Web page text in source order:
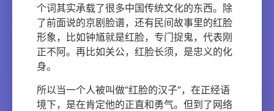
个词其实承载了很多中国传统文化的东西。除
了前面说的京剧脸谱，还有民间故事里的红脸
形象，比如钟馗就是红脸，专门捉鬼，代表刚
正不阿。再比如关公，红脸长须，是忠义的化
身。
所以当一个人被叫做“红脸的汉子”，在正经语
境下，是在肯定他的正直和勇气。但到了网络